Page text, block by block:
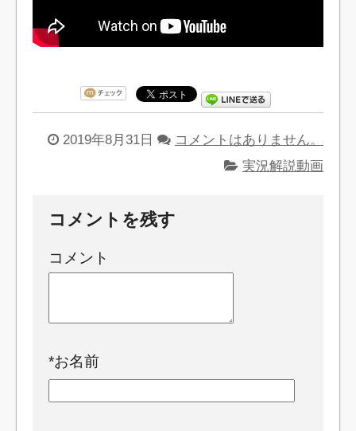
2019年8月31日
コメントはありません。
実況解説動画
コメントを残す
コメント
*お名前